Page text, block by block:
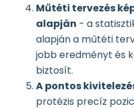
Műtéti tervezés
alapján - a
alapján a műtéti
jobb eredményt és
biztosít.
A pontos
protézis precíz